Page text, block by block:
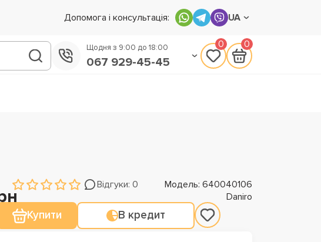
Допомога і консультація: UA
Щодня з 9:00 до 18:00
067 929-45-45
0 0
Відгуки: 0 Модель: 640040106
Daniro
Купити В кредит